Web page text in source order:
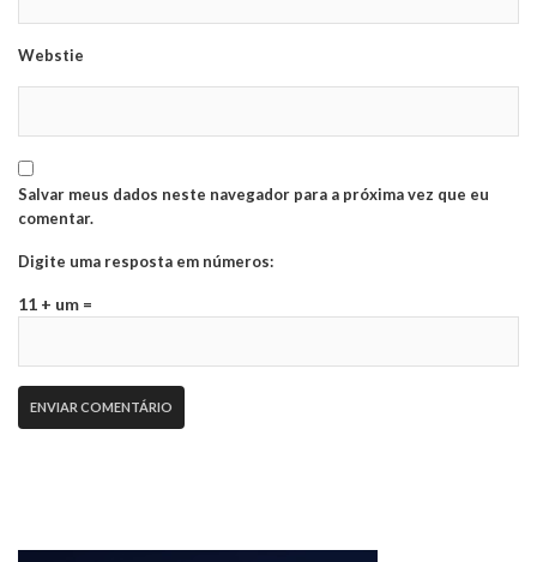
Webstie
Salvar meus dados neste navegador para a próxima vez que eu
comentar.
Digite uma resposta em números:
11 + um =